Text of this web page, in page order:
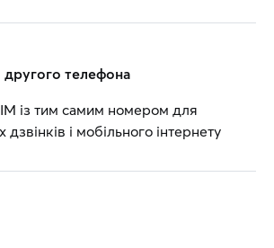
другого телефона
із тим самим номером для
дзвінків і мобільного інтернету